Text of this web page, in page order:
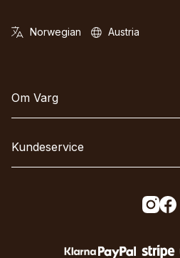
Om Varg
Kundeservice